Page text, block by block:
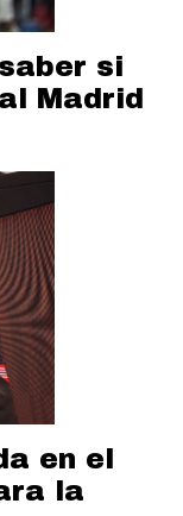
si
Madrid
en el
la